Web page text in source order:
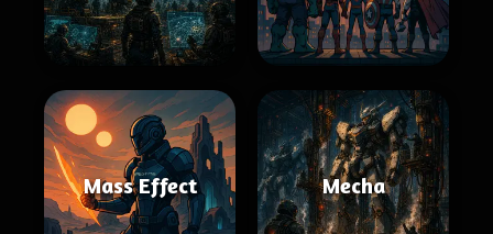
Mass Effect Mecha